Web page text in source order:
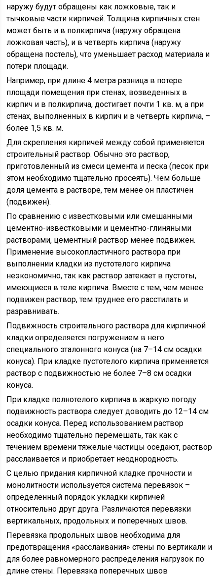
наружу будут обращены как ложковые, так и
тычковые части кирпичей. Толщина кирпичных стен
может быть и в полкирпича (наружу обращена
ложковая часть), и в четверть кирпича (наружу
обращена постель), что уменьшает расход материала и
потери площади.
Например, при длине 4 метра разница в потере
площади помещения при стенах, возведенных в
кирпич и в полкирпича, достигает почти 1 кв. м, а при
стенах, выполненных в кирпич и в четверть кирпича, –
более 1,5 кв. м.
Для скрепления кирпичей между собой применяется
строительный раствор. Обычно это раствор,
приготовленный из смеси цемента и песка (песок при
этом необходимо тщательно просеять). Чем больше
доля цемента в растворе, тем менее он пластичен
(подвижен).
По сравнению с известковыми или смешанными
цементно-известковыми и цементно-глиняными
растворами, цементный раствор менее подвижен.
Применение высокопластичного раствора при
выполнении кладки из пустотелого кирпича
неэкономично, так как раствор затекает в пустоты,
имеющиеся в теле кирпича. Вместе с тем, чем менее
подвижен раствор, тем труднее его расстилать и
разравнивать.
Подвижность строительного раствора для кирпичной
кладки определяется погружением в него
специального эталонного конуса (на 7–14 см осадки
конуса). При кладке пустотелого кирпича применяется
раствор с подвижностью не более 7–8 см осадки
конуса.
При кладке полнотелого кирпича в жаркую погоду
подвижность раствора следует доводить до 12–14 см
осадки конуса. Перед использованием раствор
необходимо тщательно перемешать, так как с
течением времени тяжелые частицы оседают, раствор
расслаивается и приобретает неоднородность.
С целью придания кирпичной кладке прочности и
монолитности используется система перевязок –
определенный порядок укладки кирпичей
относительно друг друга. Различаются перевязки
вертикальных, продольных и поперечных швов.
Перевязка продольных швов необходима для
предотвращения «расслаивания» стены по вертикали и
для более равномерного распределения нагрузок по
длине стены. Перевязка поперечных швов